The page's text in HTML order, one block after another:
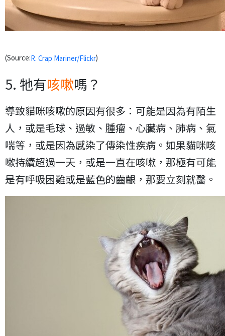
(Source:R. Crap Mariner/Flickr)
5. 牠有咳嗽嗎？
導致貓咪咳嗽的原因有很多：可能是因為有陌生
人，或是毛球、過敏、腫瘤、心臟病、肺病、氣
喘等，或是因為感染了傳染性疾病。如果貓咪咳
嗽持續超過一天，或是一直在咳嗽，那極有可能
是有呼吸困難或是藍色的齒齦，那要立刻就醫。